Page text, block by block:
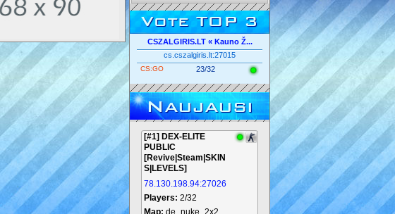
Vote TOP 3
CSZALGIRIS.LT « Kauno Ž...
cs.cszalgiris.lt:27015
CS:GO 23/32
Naujausi